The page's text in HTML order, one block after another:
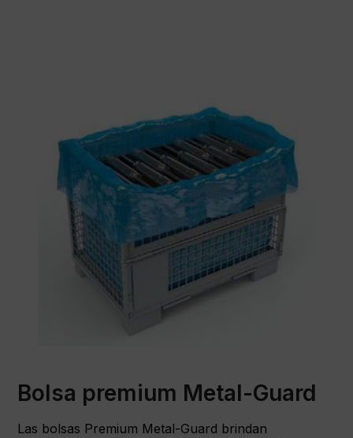
Bolsa premium Metal-Guard
Las bolsas Premium Metal-Guard brindan